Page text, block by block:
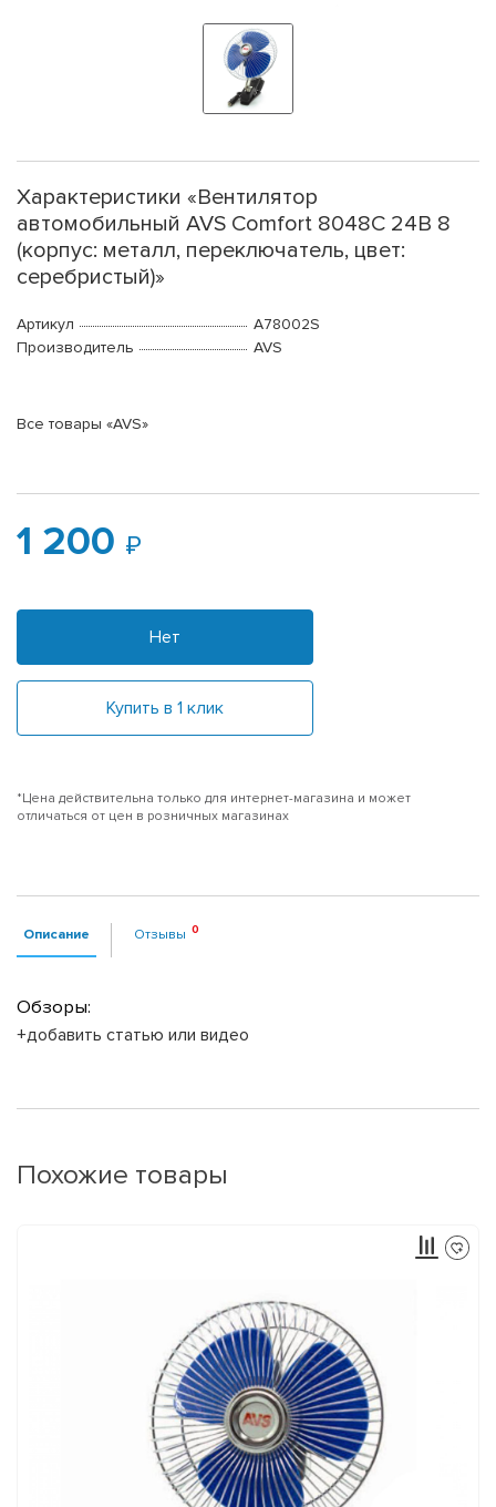
Характеристики «Вентилятор
автомобильный AVS Comfort 8048C 24В 8
(корпус: металл, переключатель, цвет:
серебристый)»
Артикул
A78002S
Производитель
AVS
Все товары «AVS»
1 200
Нет
Купить в 1 клик
*Цена действительна только для интернет-магазина и может
отличаться от цен в розничных магазинах
Описание Отзывы
Обзоры:
+добавить статью или видео
Похожие товары